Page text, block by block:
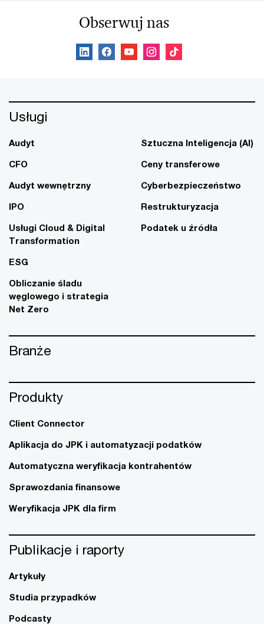
Obserwuj nas
Usługi
Audyt
CFO
Audyt wewnętrzny
IPO
Usługi Cloud & Digital
Transformation
ESG
Obliczanie śladu
węglowego i strategia
Net Zero
Sztuczna Inteligencja (AI)
Ceny transferowe
Cyberbezpieczeństwo
Restrukturyzacja
Podatek u źródła
Branże
Produkty
Client Connector
Aplikacja do JPK i automatyzacji podatków
Automatyczna weryfikacja kontrahentów
Sprawozdania finansowe
Weryfikacja JPK dla firm
Publikacje i raporty
Artykuły
Studia przypadków
Podcasty